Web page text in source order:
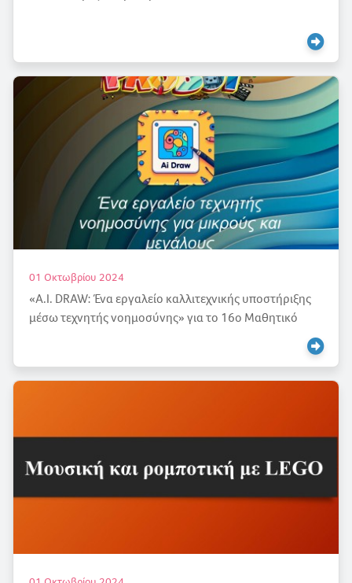
01 Οκτωβρίου 2024
«Α.Ι. DRAW: Ένα εργαλείο καλλιτεχνικής υποστήριξης
μέσω τεχνητής νοημοσύνης» για το 16ο Μαθητικό